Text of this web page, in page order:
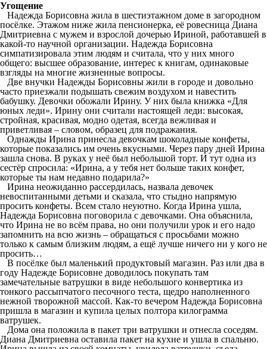
Угощение
Надежда Борисовна жила в шестиэтажном доме в загородном
посёлке. Этажом ниже жила пенсионерка, её ровесница Диана
Дмитриевна с мужем и взрослой дочерью Ириной, работавшей в
какой-то научной организации. Надежда Борисовна
симпатизировала этим людям и считала, что у них много
общего: высшее образование, интерес к книгам, одинаковые
взгляды на многие жизненные вопросы.
Две внучки Надежды Борисовны жили в городе и довольно
часто приезжали подышать свежим воздухом и навестить
бабушку. Девочки обожали Ирину. У них была книжка «Для
юных леди». Ирину они считали настоящей леди: высокая,
стройная, красивая, модно одетая, всегда вежливая и
приветливая – словом, образец для подражания.
Однажды Ирина принесла девочкам шоколадные конфеты,
которые показались им очень вкусными. Через пару дней Ирина
зашла снова. В руках у неё был небольшой торт. И тут одна из
сестёр спросила: «Ирина, а у тебя нет больше таких конфет,
которые ты нам недавно подарила?»
Ирина неожиданно рассердилась, назвала девочек
невоспитанными детьми и сказала, что стыдно напрямую
просить конфеты. Всем стало неуютно. Когда Ирина ушла,
Надежда Борисовна поговорила с девочками. Она объяснила,
что Ирина не во всём права, но они получили урок и его надо
запомнить на всю жизнь – обращаться с просьбами можно
только к самым близким людям, а ещё лучше ничего ни у кого не
просить…
В посёлке был маленький продуктовый магазин. Раз или два в
году Надежде Борисовне доводилось покупать там
замечательные ватрушки в виде небольшого конвертика из
тонкого рассыпчатого песочного теста, щедро наполненного
нежной творожной массой. Как-то вечером Надежда Борисовна
пришла в магазин и купила целых полтора килограмма
ватрушек.
Дома она положила в пакет три ватрушки и отнесла соседям.
Диана Дмитриевна оставила пакет на кухне и ушла в спальню.